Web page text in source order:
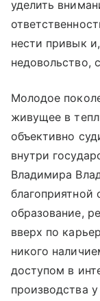
уделить
нести привык
недовольство,
Молодое
живущее в
объективно
внутри
Владимира
благоприятной
образование,
вверх по
никого
доступом в
производства